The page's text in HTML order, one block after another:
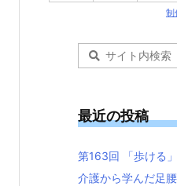
制
最近の投稿
第163回 「歩ける
介護から学んだ足